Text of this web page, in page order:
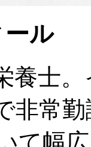
ル
養士
非常